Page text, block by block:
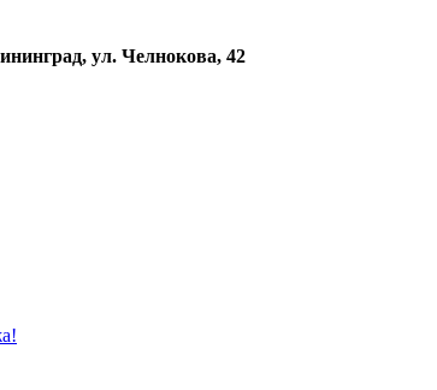
ул. Челнокова, 42